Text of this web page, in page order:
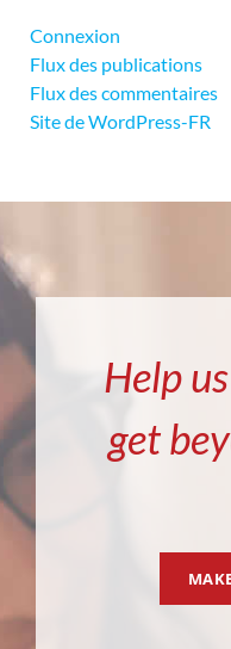
Connexion
Flux des publications
Flux des commentaires
Site de WordPress-FR
Help
get